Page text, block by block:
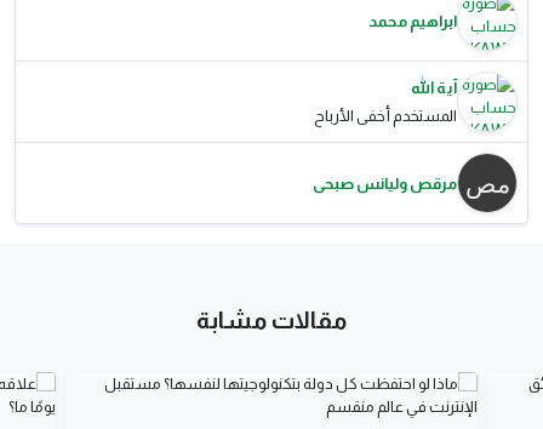
ابراهيم محمد
آية الله
المستخدم أخفى الأرباح
مرقص وليانس صبحى
مقالات مشابة